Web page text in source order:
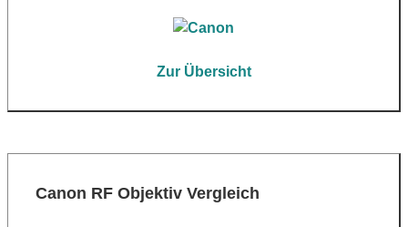
Zur Übersicht
Canon RF Objektiv Vergleich